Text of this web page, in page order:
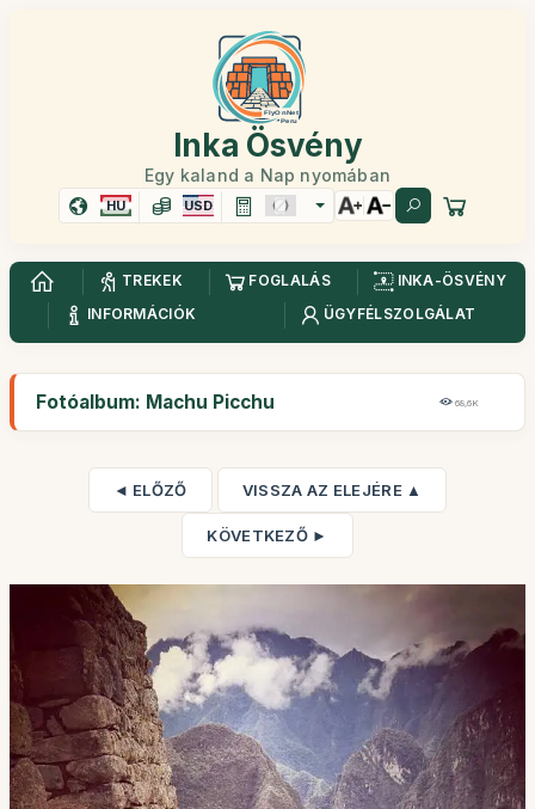
Inka Ösvény
Egy kaland a Nap nyomában
HU USD
TREKEK FOGLALÁS
INKA-ÖSVÉNY
INFORMÁCIÓK
ÜGYFÉLSZOLGÁLAT
Fotóalbum: Machu Picchu 68,6K
◄ ELŐZŐ VISSZA AZ ELEJÉRE ▲
KÖVETKEZŐ ►